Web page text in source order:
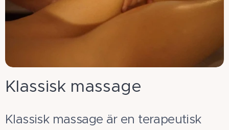
Klassisk massage
Klassisk massage är en terapeutisk